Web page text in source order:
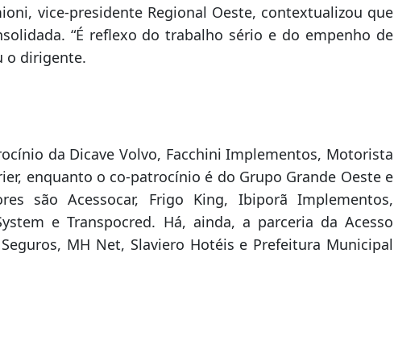
disse do investimento para realizar a feira e atrair o
o quanto representa o transporte para o País e para a
Catarina e dessa forma a importância do setor faz com
Transporte de Carga e Logística de Santa Catarina
“É reflexo do trabalho sério e do empenho de
o dirigente.
da Dicave Volvo, Facchini Implementos, Motorista
são Acessocar, Frigo King, Ibiporã Implementos,